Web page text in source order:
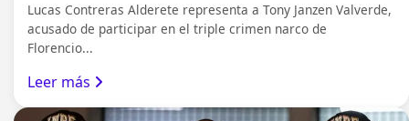
Lucas Contreras Alderete representa a Tony Janzen Valverde,
acusado de participar en el triple crimen narco de
Florencio...
Leer más